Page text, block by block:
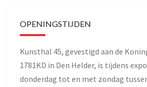
OPENINGSTIJDEN
Kunsthal 45, gevestigd aan de
1781KD in Den Helder, is tijdens
donderdag tot en met zondag